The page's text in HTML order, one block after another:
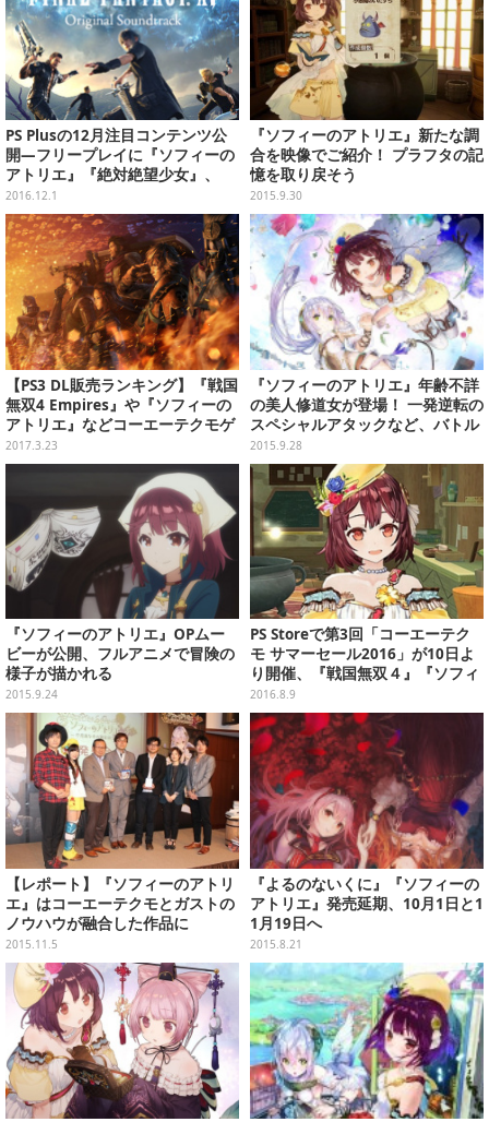
PS Plusの12月注目コンテンツ公
開―フリープレイに『ソフィーの
アトリエ』『絶対絶望少女』、
『FF15』サントラも
2016.12.1
『ソフィーのアトリエ』新たな調
合を映像でご紹介！ プラフタの記
憶を取り戻そう
2015.9.30
【PS3 DL販売ランキング】『戦国
無双4 Empires』や『ソフィーの
アトリエ』などコーエーテクモゲ
ームスタイトルが多数ランクイン
（3/22）
2017.3.23
『ソフィーのアトリエ』年齢不詳
の美人修道女が登場！ 一発逆転の
スペシャルアタックなど、バトル
要素もお届け
2015.9.28
『ソフィーのアトリエ』OPムー
ビーが公開、フルアニメで冒険の
様子が描かれる
2015.9.24
PS Storeで第3回「コーエーテク
モ サマーセール2016」が10日よ
り開催、『戦国無双４』『ソフィ
ーのアトリエ』などがセール価格
に
2016.8.9
【レポート】『ソフィーのアトリ
エ』はコーエーテクモとガストの
ノウハウが融合した作品に
2015.11.5
『よるのないくに』『ソフィーの
アトリエ』発売延期、10月1日と1
1月19日へ
2015.8.21